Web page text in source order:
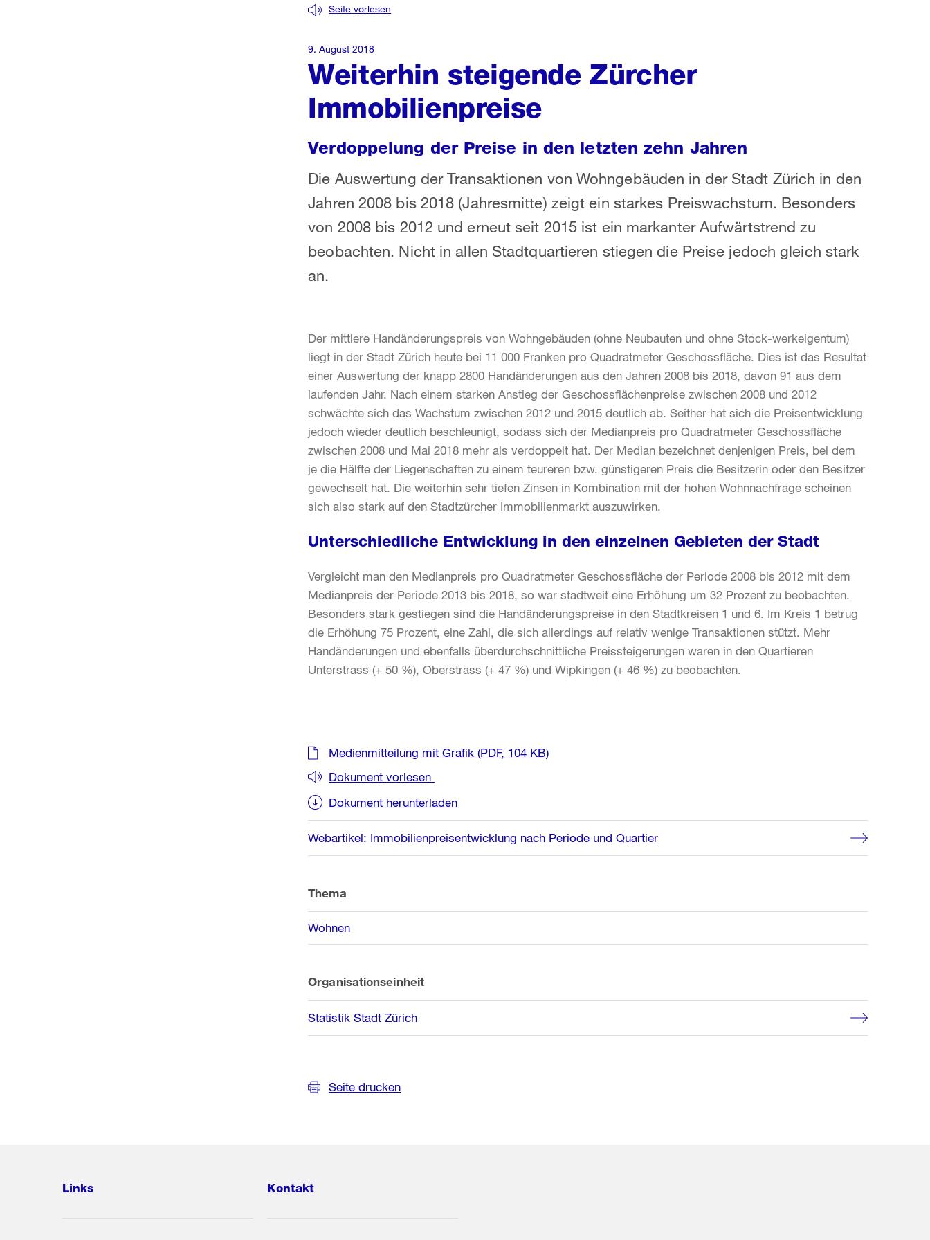
Weiterhin steigende Zürcher
Immobilienpreise
Seite vorlesen
Verdoppelung der Preise in den letzten zehn Jahren
Die Auswertung der Transaktionen von Wohngebäuden in der Stadt Zürich in den
Jahren 2008 bis 2018 (Jahresmitte) zeigt ein starkes Preiswachstum. Besonders
von 2008 bis 2012 und erneut seit 2015 ist ein markanter Aufwärtstrend zu
beobachten. Nicht in allen Stadtquartieren stiegen die Preise jedoch gleich stark
an.
9. August 2018
Der mittlere Handänderungspreis von Wohngebäuden (ohne Neubauten und ohne Stock-werkeigentum)
liegt in der Stadt Zürich heute bei 11 000 Franken pro Quadratmeter Geschossfläche. Dies ist das Resultat
einer Auswertung der knapp 2800 Handänderungen aus den Jahren 2008 bis 2018, davon 91 aus dem
laufenden Jahr. Nach einem starken Anstieg der Geschossflächenpreise zwischen 2008 und 2012
schwächte sich das Wachstum zwischen 2012 und 2015 deutlich ab. Seither hat sich die Preisentwicklung
jedoch wieder deutlich beschleunigt, sodass sich der Medianpreis pro Quadratmeter Geschossfläche
zwischen 2008 und Mai 2018 mehr als verdoppelt hat. Der Median bezeichnet denjenigen Preis, bei dem
je die Hälfte der Liegenschaften zu einem teureren bzw. günstigeren Preis die Besitzerin oder den Besitzer
gewechselt hat. Die weiterhin sehr tiefen Zinsen in Kombination mit der hohen Wohnnachfrage scheinen
sich also stark auf den Stadtzürcher Immobilienmarkt auszuwirken.
Unterschiedliche Entwicklung in den einzelnen Gebieten der Stadt
Vergleicht man den Medianpreis pro Quadratmeter Geschossfläche der Periode 2008 bis 2012 mit dem
Medianpreis der Periode 2013 bis 2018, so war stadtweit eine Erhöhung um 32 Prozent zu beobachten.
Besonders stark gestiegen sind die Handänderungspreise in den Stadtkreisen 1 und 6. Im Kreis 1 betrug
die Erhöhung 75 Prozent, eine Zahl, die sich allerdings auf relativ wenige Transaktionen stützt. Mehr
Handänderungen und ebenfalls überdurchschnittliche Preissteigerungen waren in den Quartieren
Unterstrass (+ 50 %), Oberstrass (+ 47 %) und Wipkingen (+ 46 %) zu beobachten.
Weitere
Informationen
Medienmitteilung mit Grafik (PDF, 104 KB)
Dokument vorlesen
Dokument herunterladen
Webartikel: Immobilienpreisentwicklung nach Periode und Quartier
Thema
Wohnen
Organisationseinheit
Statistik Stadt Zürich
Seite drucken
Links Kontakt